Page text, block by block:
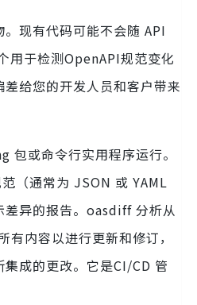
现有代码可能不会随 API
用于检测OpenAPI规范变化
给您的开发人员和客户带来
或命令行实用程序运行。
（通常为 JSON 或 YAML
差异的报告。oasdiff 分析从
内容以进行更新和修订，
成的更改。它是CI/CD 管